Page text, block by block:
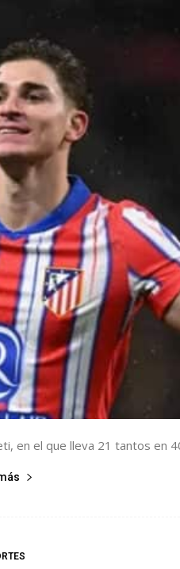
en el que lleva 21 tantos en